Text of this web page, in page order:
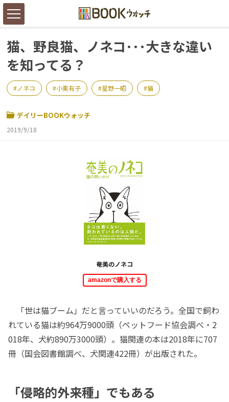
猫、野良猫、ノネコ･･･大きな違い
を知ってる？
ノネコ 小栗有子 星野一昭 猫
デイリーBOOKウォッチ
2019/9/18
奄美のノネコ
amazonで購入する
「世は猫ブーム」だと言っていいのだろう。全国で飼わ
れている猫は約964万9000頭（ペットフード協会調べ・2
018年、犬約890万3000頭）。猫関連の本は2018年に707
冊（国会図書館調べ、犬関連422冊）が出版された。
「侵略的外来種」でもある